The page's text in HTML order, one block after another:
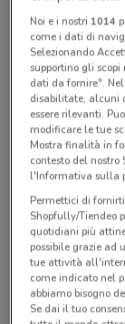
Tutte le
Ci
Noi e i nostri 1014
come i dati di
Selezionando
supportino gli
dati da fornire". Nel
disabilitate, alcuni
essere rilevanti.
modificare le tue
Mostra finalità in
contesto del
l'Informativa sulla
Permettici di
Shopfully/Tiendeo
quotidiani più
possibile grazie ad
tue attività
come indicato nel
abbiamo bisogno
Se dai il tuo